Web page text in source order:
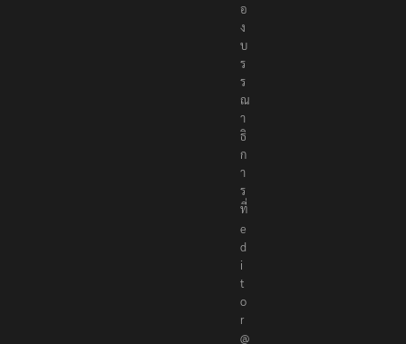
อ
ง
บ
ร
ร
ณ
า
ธิ
ก
า
ร
ที่
e
d
i
t
o
r
@